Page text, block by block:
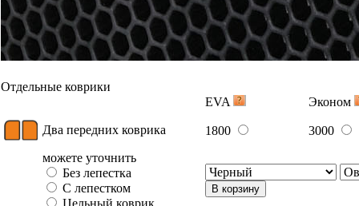
Отдельные коврики
EVA
Эконом
Два передних коврика 1800
3000
можете уточнить
Без лепестка
С лепестком
Цельный коврик
В корзину